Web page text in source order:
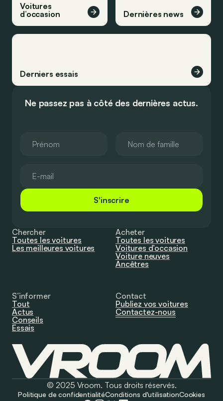
Voitures
d’occasion
Dernières news
Derniers essais
Ne passez pas à côté des dernières actus.
S'inscrire
Chercher
Toutes les voitures
Les meilleures voitures
Acheter
Toutes les voitures
Voitures d’occasion
Voiture neuves
Ancêtres
S’informer
Tout
Actus
Conseils
Essais
Contact
Publiez vos voitures
Contactez-nous
© 2025 Vroom. Tous droits réservés.
Politique de confidentialitéConditions d'utilisationCookies